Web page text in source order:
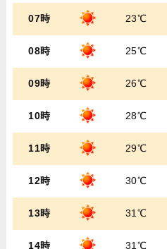
07時 23℃
08時 25℃
09時 26℃
10時 28℃
11時 29℃
12時 30℃
13時 31℃
14時 31℃